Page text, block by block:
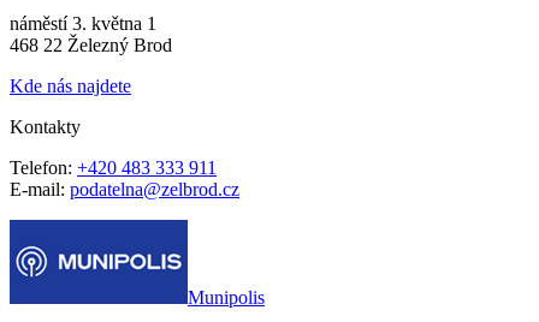
náměstí 3. května 1
468 22 Železný Brod
Kde nás najdete
Kontakty
Telefon: +420 483 333 911
E-mail: podatelna@zelbrod.cz
Munipolis